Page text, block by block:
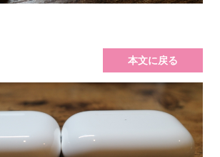
本文に戻る